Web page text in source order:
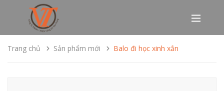
Trang chủ Sản phẩm mới Balo đi học xinh xắn